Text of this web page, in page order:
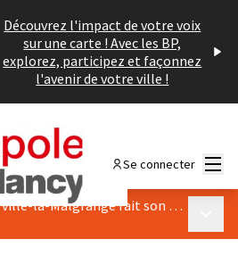
Découvrez l'impact de votre voix
sur une carte ! Avec les BP,
explorez, participez et façonnez
l'avenir de votre ville !
Se connecter
🎬 Quartiers en fête - Jarville-la-Malgrange fait son cinéma 2026